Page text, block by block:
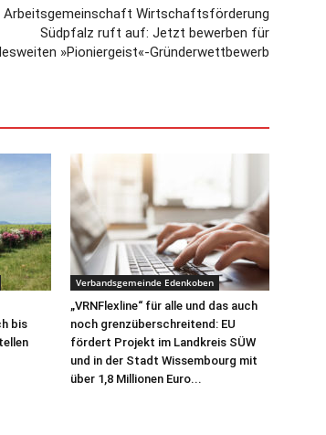
Arbeitsgemeinschaft Wirtschaftsförderung
Südpfalz ruft auf: Jetzt bewerben für
»Pioniergeist«-Gründerwettbewerb
bis
Verbandsgemeinde Edenkoben
„VRNFlexline“ für alle und das auch
noch grenzüberschreitend: EU
fördert Projekt im Landkreis SÜW
und in der Stadt Wissembourg mit
über 1,8 Millionen Euro...